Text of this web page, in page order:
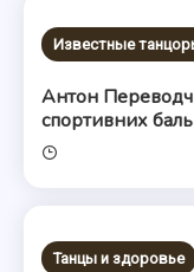
Известные
Антон
спортивних
Танцы и здоровье